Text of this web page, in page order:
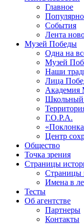
Главное
События
Лента
Музей Победы
Одна на
Музей
Наши
Лица
Школьный
Г.О.Р.А.
Центр
Общество
Точка зрения
Страницы
Страницы
Имена в
Тесты
Об агентстве
Партнеры
Контакты